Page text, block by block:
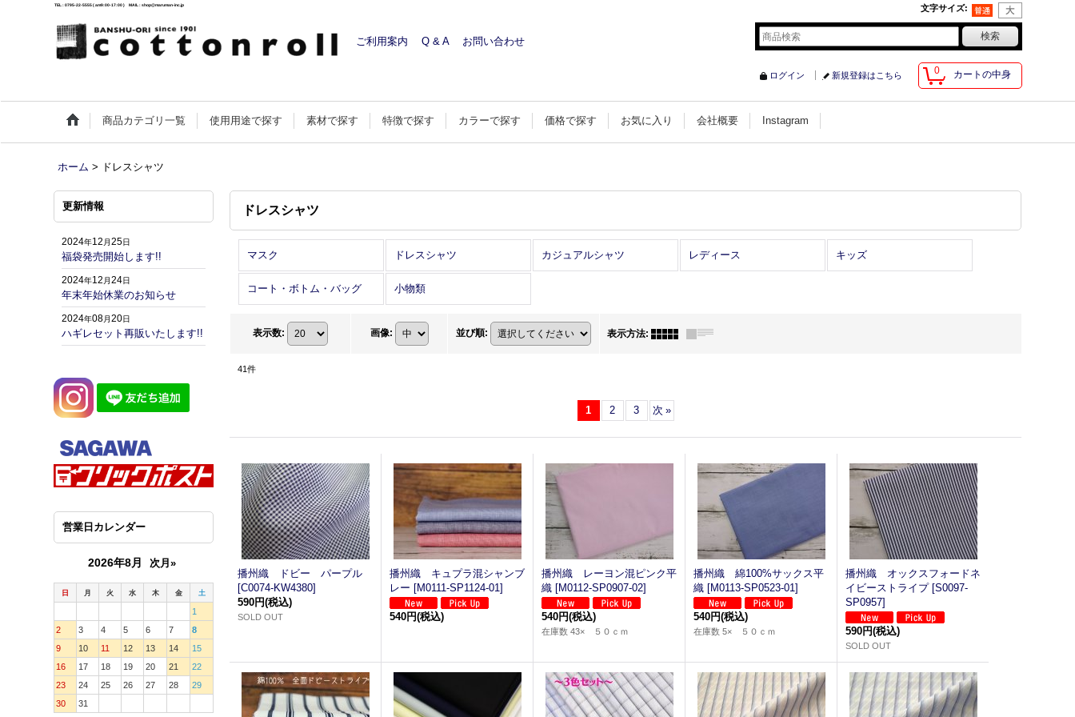
TEL : 0795-22-5555 ( am9:00-17:00 ) MAIL : shop@maruman-inc.jp 文字サイズ:
ご利用案内 Q & A お問い合わせ
0 カートの中身
ログイン 新規登録はこちら
商品カテゴリ一覧 使用用途で探す 素材で探す 特徴で探す カラーで探す 価格で探す お気に入り 会社概要 Instagram
ホーム > ドレスシャツ
更新情報
2024年12 月25日
福袋発売開始します!!
2024年12 月24日
年末年始休業のお知らせ
2024年08月20日
ハギレセット再販いたします!!
営業日カレンダー
2026年8月 次月»
日 月 火 水 木 金 土
1
2
3 4 5 6 7
8
9
10 11 12 13 14
15
16
17 18 19 20 21
22
23
24 25 26 27 28
29
30
31
ドレスシャツ
マスク ドレスシャツ カジュアルシャツ レディース キッズ
コート・ボトム・バッグ 小物類
表示数: 画像: 並び順: 表示方法:
41件
1 2 3 次 »
播州織 ドビー パープル
[C0074-KW4380]
590円(税込)
SOLD OUT
播州織 キュプラ混シャンブ
レー [M0111-SP1124-01]
540円(税込)
播州織 レーヨン混ピンク平
織 [M0112-SP0907-02]
540円(税込)
在庫数 43× ５０ｃｍ
播州織 綿100%サックス平
織 [M0113-SP0523-01]
540円(税込)
在庫数 5× ５０ｃｍ
播州織 オックスフォードネ
イビーストライプ [S0097-
SP0957]
590円(税込)
SOLD OUT